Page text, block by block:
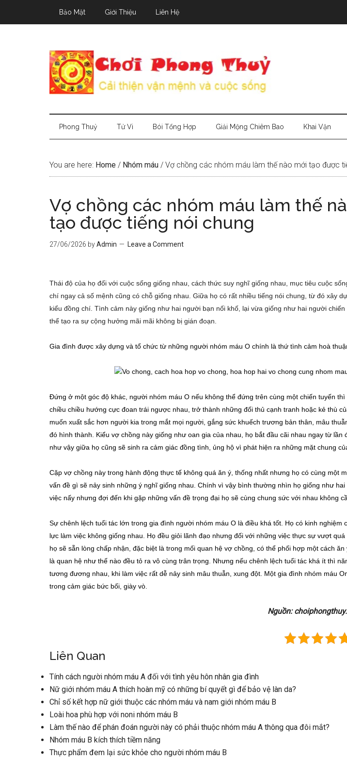
Bảo Mật Giới Thiệu Liên Hệ
Phong Thuỷ Tử Vi Bói Tổng Hợp Giải Mộng Chiêm Bao Khai Vận
You are here: Home / Nhóm máu / Vợ chồng các nhóm máu làm thế nào mới tạo được
Vợ chồng các nhóm máu làm thế
tạo được tiếng nói chung
27/06/2026 byAdmin Leave a Comment
Thái độ của họ đối với cuộc sống giống nhau, cách thức suy nghĩ giống nhau, mục tiêu cuộc
chí ngay cả số mệnh cũng có chỗ giống nhau. Giữa họ có rất nhiều tiếng nói chung, từ đó xây
kiểu đồng chí. Tình cảm này giống như hai người bạn nối khố, lại vừa giống như hai người
thể tạo ra sự cộng hưởng mãi mãi không bị gián đoạn.
Gia đình được xây dựng và tổ chức từ những người nhóm máu O chính là thứ tình cảm hoà
Đứng ở một góc độ khác, người nhóm máu O nếu không thể đứng trên cùng một chiến tuyến
chiều chiều hướng cực đoan trái ngược nhau, trở thành những đối thủ cạnh tranh hoặc kẻ thù
muốn xuất sắc hơn người kia trong mắt mọi người, gắng sức khuếch trương bản thân, mâu
đó hình thành. Kiểu vợ chồng này giống như oan gia của nhau, họ bắt đầu cãi nhau ngay từ lần
như vậy giữa họ cũng sẽ sinh ra cảm giác đồng tình, ủng hộ vì phát hiện ra những mặt chung
Cặp vợ chồng này trong hành động thực tế không quá ăn ý, thống nhất nhưng họ có cùng một
vấn đề gì sẽ nảy sinh những ý nghĩ giống nhau. Chính vì vậy bình thường nhìn họ giống như hai
việc nấy nhưng đợi đến khi gặp những vấn đề trọng đại họ sẽ cùng chung sức với nhau không
Sự chênh lệch tuổi tác lớn trong gia đình người nhóm máu O là điều khá tốt. Họ có kinh nghiệm
lực làm việc không giống nhau. Họ đều giỏi lãnh đạo nhưng đối với những việc thực sự vượt quá
họ sẽ sẵn lòng chấp nhận, đặc biệt là trong mối quan hệ vợ chồng, có thể phối hợp một cách ăn
là quan hệ như thế nào đều tỏ ra vô cùng trân trọng. Nhưng nếu chênh lệch tuổi tác khá ít thì
tương đương nhau, khi làm việc rất dễ nảy sinh mâu thuẫn, xung đột. Một gia đình nhóm máu
trong cảm giác bức bối, giày vò.
Nguồn:
Liên Quan
Tính cách người nhóm máu A đối với tình yêu hôn nhân gia đình
Nữ giới nhóm máu A thích hoàn mỹ có những bí quyết gì để bảo vệ làn da?
Chỉ số kết hợp nữ giới thuộc các nhóm máu và nam giới nhóm máu B
Loài hoa phù hợp với noni nhóm máu B
Làm thế nào để phán đoán người này có phải thuộc nhóm máu A thông qua đôi mắt?
Nhóm máu B kích thích tiềm năng
Thực phẩm đem lại sức khỏe cho người nhóm máu B